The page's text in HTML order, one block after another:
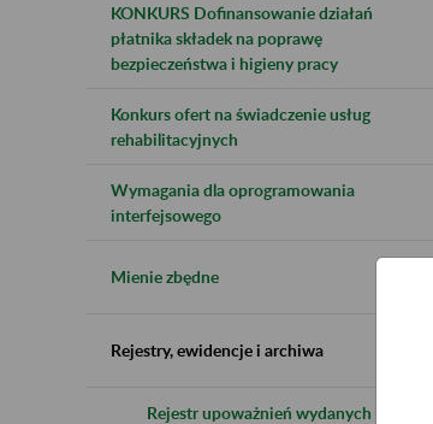
KONKURS Dofinansowanie działań
płatnika składek na poprawę
bezpieczeństwa i higieny pracy
Konkurs ofert na świadczenie usług
rehabilitacyjnych
Wymagania dla oprogramowania
interfejsowego
Mienie zbędne
Rejestry, ewidencje i archiwa
Rejestr upoważnień wydanych przez